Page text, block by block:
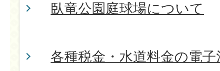
臥竜公園庭球場について
各種税金・水道料金の電